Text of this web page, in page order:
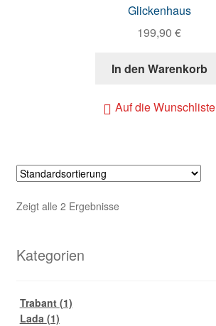
Glickenhaus
199,90 €
In den Warenkorb
Auf die Wunschliste
Zeigt alle 2 Ergebnisse
Kategorien
Trabant (1)
Lada (1)